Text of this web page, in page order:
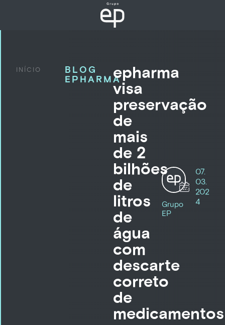
INÍCIO
BLOG
EPHARMAepharma
visa
preservação
de
mais
de 2
bilhões
de
litros
de
água
com
descarte
correto
de
medicamentos
Grupo
EP
07.
03.
202
4